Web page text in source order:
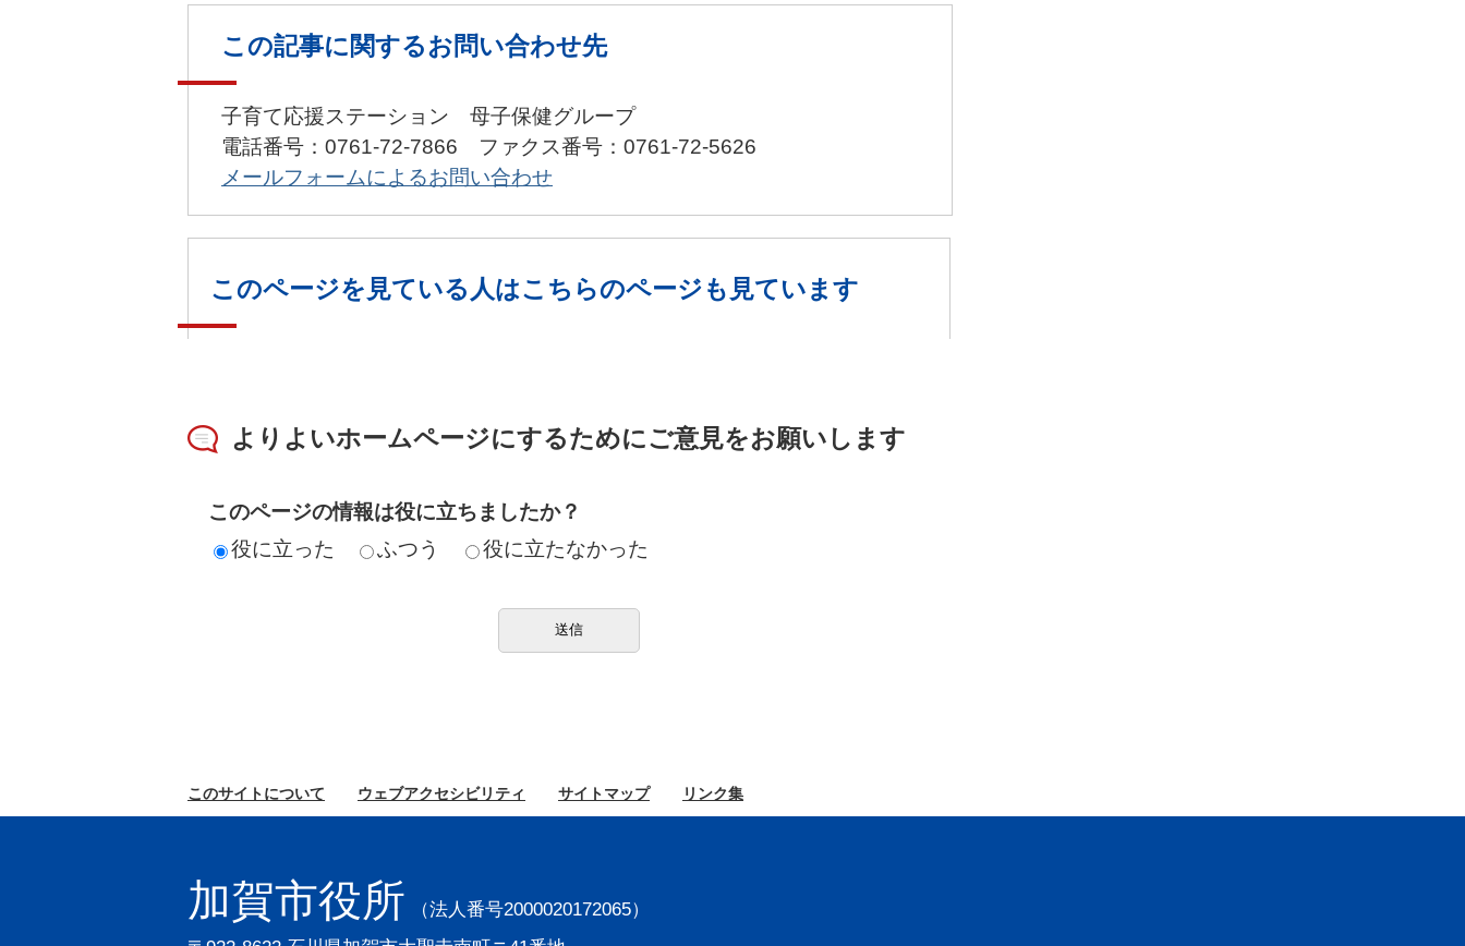
この記事に関するお問い合わせ先
子育て応援ステーション 母子保健グループ
電話番号：0761-72-7866 ファクス番号：0761-72-5626
メールフォームによるお問い合わせ
このページを見ている人はこちらのページも見ています
よりよいホームページにするためにご意見をお願いします
このページの情報は役に立ちましたか？
役に立った
ふつう 役に立たなかった
このサイトについて ウェブアクセシビリティ サイトマップ リンク集
加賀市役所
（法人番号2000020172065）